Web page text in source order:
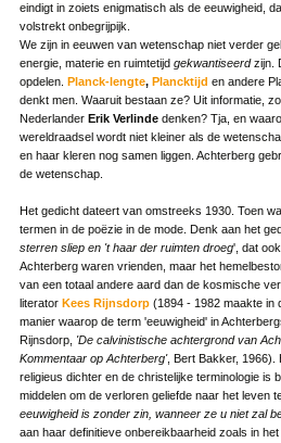
eindigt in zoiets enigmatisch als de eeuwigheid,
volstrekt onbegrijpijk.
We zijn in eeuwen van wetenschap niet verder
energie, materie en ruimtetijd gekwantiseerdzijn.
opdelen. Planck-lengte, Plancktijd en andere
denkt men. Waaruit bestaan ze? Uit informatie,
Nederlander Erik Verlindedenken? Tja, en
wereldraadsel wordt niet kleiner als de
en haar kleren nog samen liggen. Achterberg
de wetenschap.
Het gedicht dateert van omstreeks 1930. Toen
termen in de poëzie in de mode. Denk aan het
sterren sliep en 't haar der ruimten droeg', dat
Achterberg waren vrienden, maar het
van een totaal andere aard dan de kosmische
literator Kees Rijnsdorp(1894 - 1982 maakte in
manier waarop de term 'eeuwigheid' in
Rijnsdorp, 'De calvinistische achtergrond van
Kommentaar op Achterberg', Bert Bakker, 1966).
religieus dichter en de christelijke terminologie is
middelen om de verloren geliefde naar het leven
eeuwigheid is zonder zin, wanneer ze u niet zal
aan haar definitieve onbereikbaarheid zoals in